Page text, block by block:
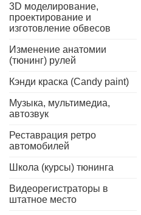
3D моделирование,
проектирование и
изготовление обвесов
Изменение анатомии
(тюнинг) рулей
Кэнди краска (Candy paint)
Музыка, мультимедиа,
автозвук
Реставрация ретро
автомобилей
Школа (курсы) тюнинга
Видеорегистраторы в
штатное место